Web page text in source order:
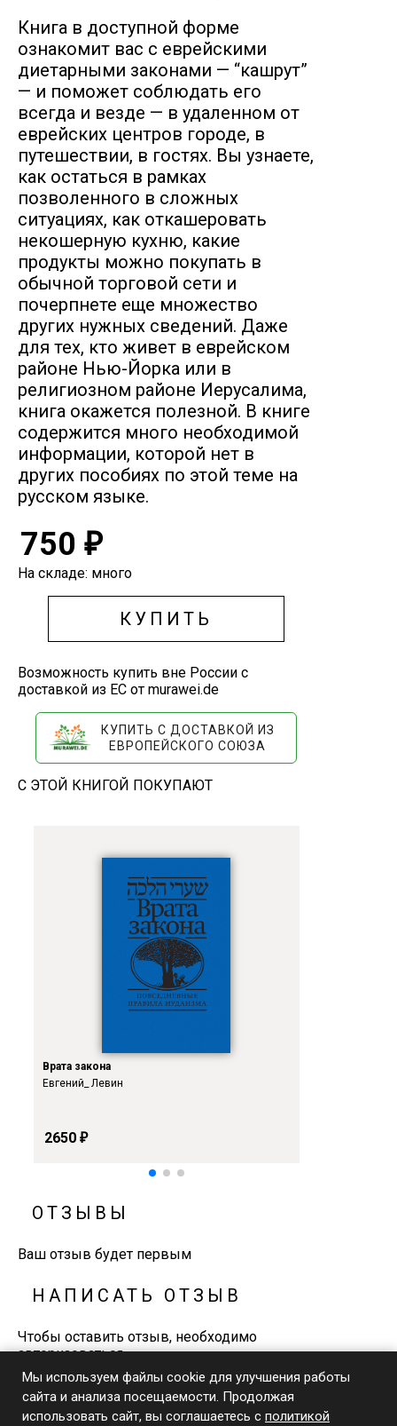
Книга в доступной форме
ознакомит вас с еврейскими
диетарными законами — “кашрут”
— и поможет соблюдать его
всегда и везде — в удаленном от
еврейских центров городе, в
путешествии, в гостях. Вы узнаете,
как остаться в рамках
позволенного в сложных
ситуациях, как откашеровать
некошерную кухню, какие
продукты можно покупать в
обычной торговой сети и
почерпнете еще множество
других нужных сведений. Даже
для тех, кто живет в еврейском
районе Нью-Йорка или в
религиозном районе Иерусалима,
книга окажется полезной. В книге
содержится много необходимой
информации, которой нет в
других пособиях по этой теме на
русском языке.
750 ₽
На складе: много
КУПИТЬ
Возможность купить вне России с
доставкой из ЕС от murawei.de
КУПИТЬ С ДОСТАВКОЙ ИЗ
ЕВРОПЕЙСКОГО СОЮЗА
С ЭТОЙ КНИГОЙ ПОКУПАЮТ
Врата закона
Евгений_ Левин
2650 ₽
ОТЗЫВЫ
Ваш отзыв будет первым
НАПИСАТЬ ОТЗЫВ
Чтобы оставить отзыв, необходимо
авторизоваться
+7-929-648-0-770
Мы используем файлы cookie для улучшения работы
сайта и анализа посещаемости. Продолжая
использовать сайт, вы соглашаетесь с политикой